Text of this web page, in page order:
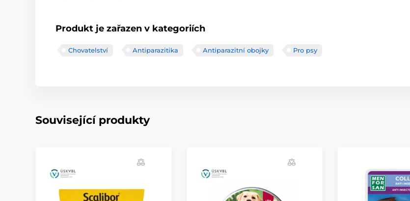
Produkt je zařazen v kategoriích
Chovatelství Antiparazitika Antiparazitní obojky Pro psy
Související produkty